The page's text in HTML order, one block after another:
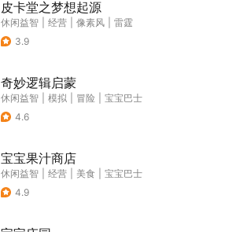
皮卡堂之梦想起源
休闲益智 经营 像素风
雷霆
3.9
奇妙逻辑启蒙
休闲益智 模拟 冒险
宝宝巴士
4.6
宝宝果汁商店
休闲益智 经营 美食
宝宝巴士
4.9